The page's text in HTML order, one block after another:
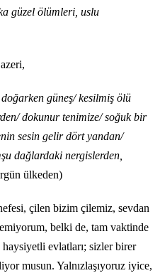
güzel ölümleri, uslu
güneş/ kesilmiş ölü
dokunur tenimize/ soğuk bir
sesin gelir dört yandan/
dağlardaki nergislerden,
ülkeden)
çilen bizim çilemiz, sevdan
belki de, tam vaktinde
evlatları; sizler birer
musun. Yalnızlaşıyoruz iyice,